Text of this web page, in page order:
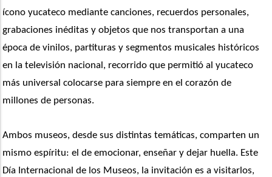
ícono yucateco mediante canciones, recuerdos personales,
grabaciones inéditas y objetos que nos transportan a una
época de vinilos, partituras y segmentos musicales históricos
en la televisión nacional, recorrido que permitió al yucateco
más universal colocarse para siempre en el corazón de
millones de personas.
Ambos museos, desde sus distintas temáticas, comparten un
mismo espíritu: el de emocionar, enseñar y dejar huella. Este
Día Internacional de los Museos, la invitación es a visitarlos,